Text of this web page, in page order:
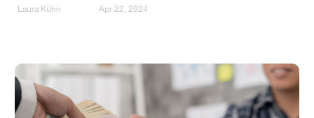
Laura Kühn Apr 22, 2024